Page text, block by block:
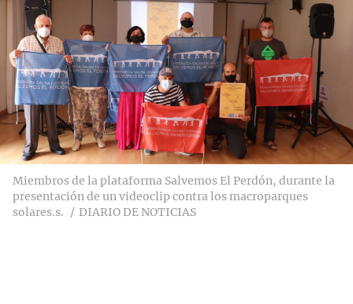
Miembros de la plataforma Salvemos El Perdón, durante la
presentación de un videoclip contra los macroparques
solares.s.
DIARIO DE NOTICIAS